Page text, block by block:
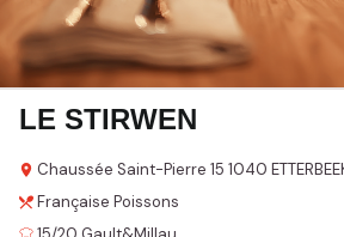
LE STIRWEN
Chaussée Saint-Pierre 15 1040
Française Poissons